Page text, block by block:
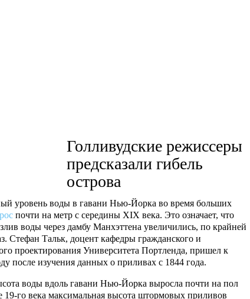
Голливудские режиссеры
предсказали гибель
острова
уровень воды в гавани Нью-Йорка во время больших
почти на метр с середины XIX века. Это означает, что
воды через дамбу Манхэттена увеличились, по крайней
Стефан Тальк, доцент кафедры гражданского и
проектирования Университета Портленда, пришел к
после изучения данных о приливах с 1844 года.
воды вдоль гавани Нью-Йорка выросла почти на пол
19-го века максимальная высота штормовых приливов